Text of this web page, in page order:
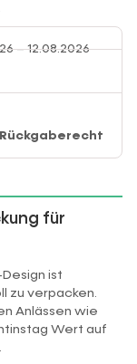
– 12.08.2026
Rückgaberecht
für
ist
zu verpacken.
Anlässen wie
Wert auf